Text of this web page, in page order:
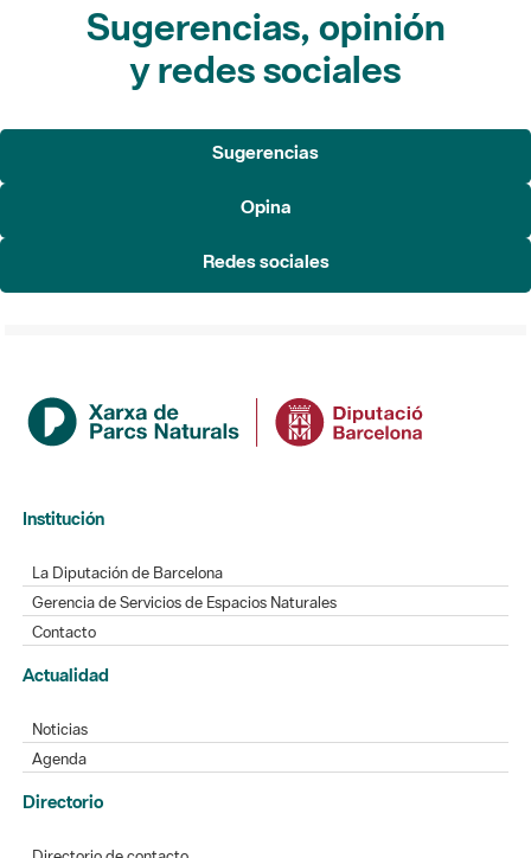
Sugerencias, opinión
y redes sociales
Sugerencias
Opina
Redes sociales
Institución
La Diputación de Barcelona
Gerencia de Servicios de Espacios Naturales
Contacto
Actualidad
Noticias
Agenda
Directorio